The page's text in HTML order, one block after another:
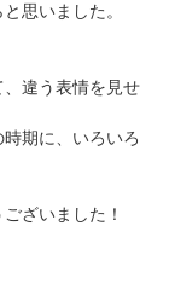
思いました。
違う表情を見せ
期に、いろいろ
ざいました！